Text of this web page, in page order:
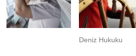
Deniz Hukuku